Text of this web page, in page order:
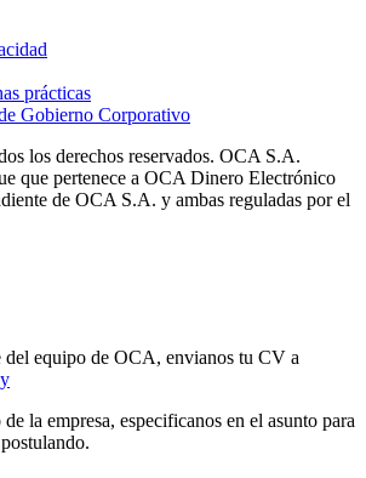
prácticas
Gobierno Corporativo
los derechos reservados. OCA S.A.
que pertenece a OCA Dinero Electrónico
de OCA S.A. y ambas reguladas por el
del equipo de OCA, envianos tu CV a
la empresa, especificanos en el asunto para